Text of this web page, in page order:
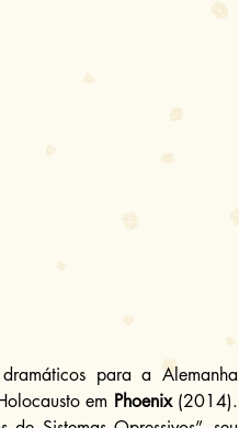
para a Alemanha
em Phoenix (2014).